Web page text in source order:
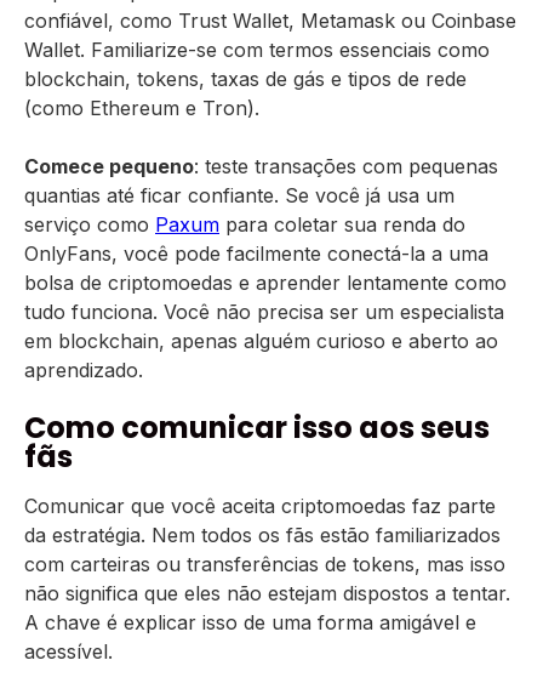
confiável, como Trust Wallet, Metamask ou Coinbase
Wallet. Familiarize-se com termos essenciais como
blockchain, tokens, taxas de gás e tipos de rede
(como Ethereum e Tron).
Comece pequeno: teste transações com pequenas
quantias até ficar confiante. Se você já usa um
serviço como Paxum para coletar sua renda do
OnlyFans, você pode facilmente conectá-la a uma
bolsa de criptomoedas e aprender lentamente como
tudo funciona. Você não precisa ser um especialista
em blockchain, apenas alguém curioso e aberto ao
aprendizado.
Como comunicar isso aos seus
fãs
Comunicar que você aceita criptomoedas faz parte
da estratégia. Nem todos os fãs estão familiarizados
com carteiras ou transferências de tokens, mas isso
não significa que eles não estejam dispostos a tentar.
A chave é explicar isso de uma forma amigável e
acessível.